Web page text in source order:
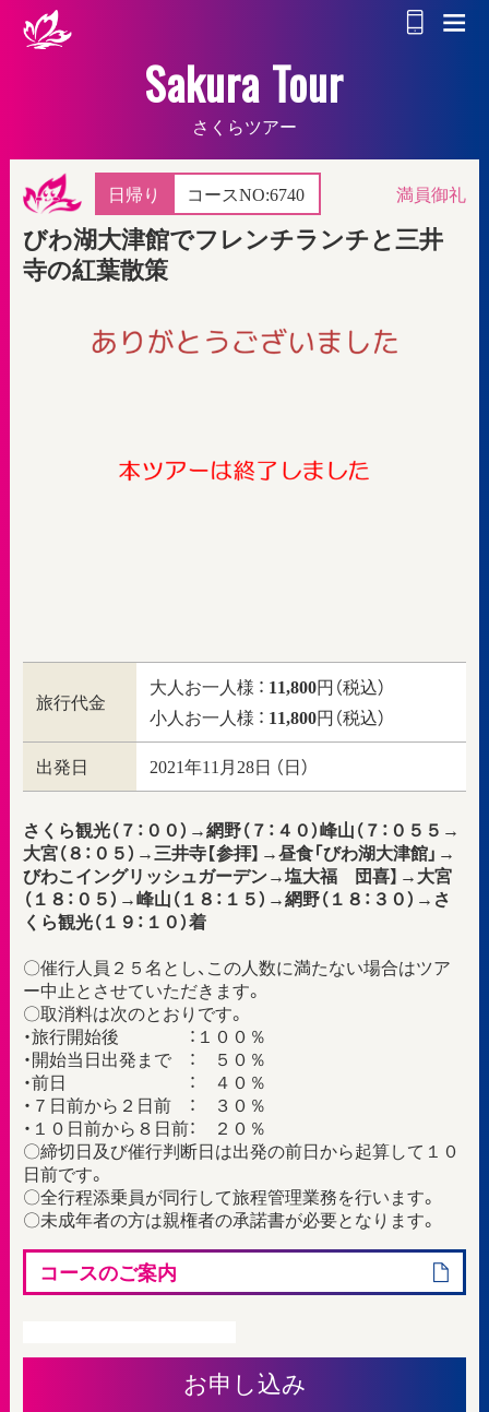
Sakura Tour
さくらツアー
日帰り コースNO:6740 満員御礼
びわ湖大津館でフレンチランチと三井
寺の紅葉散策
お申し込み
旅行代金
大人お一人様 ： 11,800円（税込）
小人お一人様 ： 11,800円（税込）
出発日
2021年11月28日 （日）
さくら観光（７：００）→網野（７：４０）峰山（７：０５５→
大宮（８：０５）→三井寺【参拝】→昼食「びわ湖大津館」→
びわこイングリッシュガーデン→塩大福 団喜】→大宮
（１８：０５）→峰山（１８：１５）→網野（１８：３０）→さ
くら観光（１９：１０）着
〇催行人員２５名とし、この人数に満たない場合はツア
ー中止とさせていただきます。
〇取消料は次のとおりです。
・旅行開始後 ：１００％
・開始当日出発まで ： ５０％
・前日 ： ４０％
・７日前から２日前 ： ３０％
・１０日前から８日前： ２０％
〇締切日及び催行判断日は出発の前日から起算して１０
日前です。
〇全行程添乗員が同行して旅程管理業務を行います。
〇未成年者の方は親権者の承諾書が必要となります。
コースのご案内